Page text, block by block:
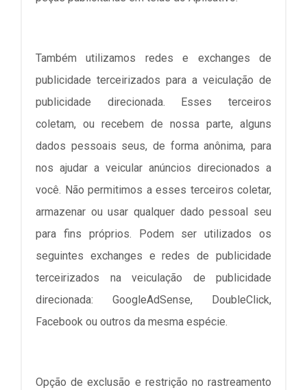
Também utilizamos redes e exchanges de
publicidade terceirizados para a veiculação de
publicidade direcionada. Esses terceiros
coletam, ou recebem de nossa parte, alguns
dados pessoais seus, de forma anônima, para
nos ajudar a veicular anúncios direcionados a
você. Não permitimos a esses terceiros coletar,
armazenar ou usar qualquer dado pessoal seu
para fins próprios. Podem ser utilizados os
seguintes exchanges e redes de publicidade
terceirizados na veiculação de publicidade
direcionada: GoogleAdSense, DoubleClick,
Facebook ou outros da mesma espécie.
Opção de exclusão e restrição no rastreamento